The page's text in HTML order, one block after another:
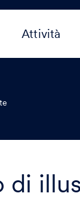
Attività
di